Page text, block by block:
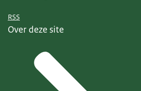
RSS
Over deze site